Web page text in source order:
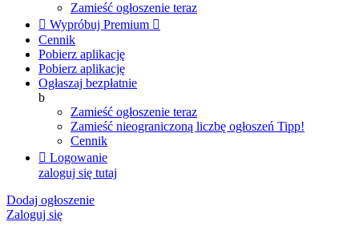
Zamieść ogłoszenie teraz
 Wypróbuj Premium 
Cennik
Pobierz aplikację
Pobierz aplikację
Ogłaszaj bezpłatnie
b
Zamieść ogłoszenie teraz
Zamieść nieograniczoną liczbę ogłoszeń Tipp!
Cennik
 Logowanie
zaloguj się tutaj
Dodaj ogłoszenie
Zaloguj się